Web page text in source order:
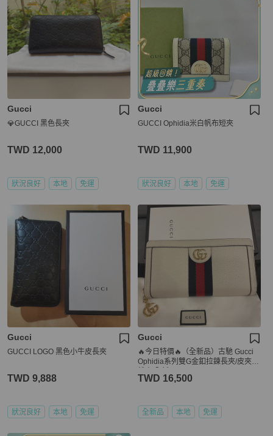
Gucci
💎GUCCI 黑色長夾
TWD 12,000
狀況良好 本地 免運
Gucci
GUCCI Ophidia米白帆布短夾
TWD 11,900
狀況良好 本地 免運
Gucci
GUCCI LOGO 黑色小牛皮長夾
TWD 9,888
狀況良好 本地 免運
Gucci
🔥今日特價🔥（全新品）古馳 Gucci
Ophidia系列雙G金釦拉鍊長夾/皮夾/
TWD 16,500
全新品 本地 免運